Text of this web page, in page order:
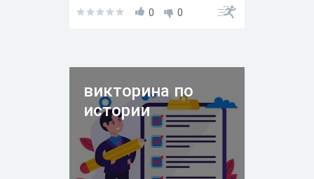
Москва "Просвещение" 2025
0 0
викторина по
истории